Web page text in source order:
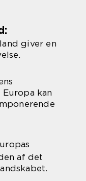
giver en
kan
af det